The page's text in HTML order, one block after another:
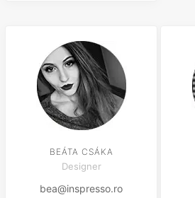
BEÁTA CSÁKA
Designer
bea@inspresso.ro